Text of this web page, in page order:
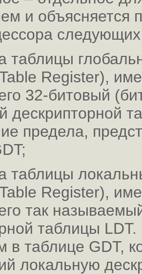
и объясняется
таблицы
Register),
32-битовый
дескрипторной
предела,
таблицы
Register),
так
таблицы LDT.
в таблице GDT,
локальную